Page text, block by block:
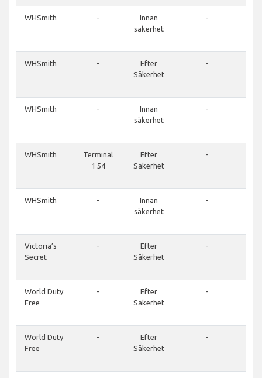
WHSmith -
Innan
säkerhet
-
WHSmith -
Efter
Säkerhet
-
WHSmith -
Innan
säkerhet
-
WHSmith
Terminal
1 54
Efter
Säkerhet
-
WHSmith -
Innan
säkerhet
-
Victoria’s
Secret
-
Efter
Säkerhet
-
World Duty
Free
-
Efter
Säkerhet
-
World Duty
Free
-
Efter
Säkerhet
-